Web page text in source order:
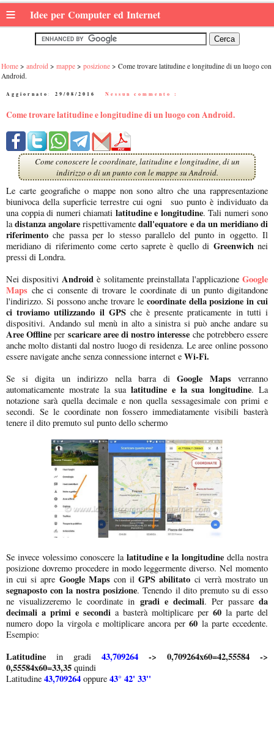
≡ Idee per Computer ed Internet
Home android mappe posizione
Come trovare latitudine e longitudine di un luogo con
Android.
Aggiornato: 29/08/2016 Nessun commento :
Come trovare latitudine e longitudine di un luogo con Android.
Come conoscere le coordinate, latitudine e longitudine, di un
indirizzo o di un punto con le mappe su Android.
Le carte geografiche o mappe non sono altro che una rappresentazione
biunivoca della superficie terrestre cui ogni suo punto è individuato da
una coppia di numeri chiamati latitudine e longitudine. Tali numeri sono
ladistanza angolare rispettivamentedall'equatore e da un meridiano di
riferimento che passa per lo stesso parallelo del punto in oggetto. Il
meridiano di riferimento come certo saprete è quello di Greenwichnei
pressi di Londra.
Nei dispositiviAndroid è solitamente preinstallata l'applicazione Google
Maps che ci consente di trovare le coordinate di un punto digitandone
l'indirizzo. Si possono anche trovare le coordinate della posizione in cui
ci troviamo utilizzando il GPSche è presente praticamente in tutti i
dispositivi. Andando sul menù in alto a sinistra si può anche andare su
Aree Offline per scaricare aree di nostro interesse che potrebbero essere
anche molto distanti dal nostro luogo di residenza. Le aree online possono
essere navigate anche senza connessione internet e Wi-Fi.
Se si digita un indirizzo nella barra di Google Mapsverranno
automaticamente mostrate la sualatitudine e la sua longitudine. La
notazione sarà quella decimale e non quella sessagesimale con primi e
secondi. Se le coordinate non fossero immediatamente visibili basterà
tenere il dito premuto sul punto dello schermo
Se invece volessimo conoscere lalatitudine e la longitudine della nostra
posizione dovremo procedere in modo leggermente diverso. Nel momento
in cui si apre Google Mapscon ilGPS abilitato ci verrà mostrato un
segnaposto con la nostra posizione. Tenendo il dito premuto su di esso
ne visualizzeremo le coordinate in gradi e decimali. Per passareda
decimali a primi e secondi a basterà moltiplicare per 60 la parte del
numero dopo la virgola e moltiplicare ancora per60 la parte eccedente.
Esempio:
Latitudine in gradi 43,709264 -> 0,709264x60=42,55584 ->
0,55584x60=33,35 quindi
Latitudine 43,709264 oppure 43° 42' 33''